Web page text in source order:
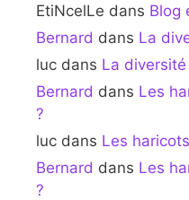
EtiNcelLe dans Blog
Bernard dans La
luc dans La
Bernard dans Les
?
luc dans Les
Bernard dans Les
?